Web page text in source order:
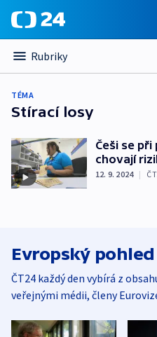
Rubriky
TÉMA
Stírací losy
Češi se
chovají
12. 9. 2024 |
Evropský pohled
ČT24 každý den vybírá z
veřejnými médii, členy